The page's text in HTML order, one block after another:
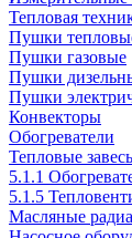
Тепловая
Пушки
Пушки газовые
Пушки
Пушки
Конвекторы
Обогреватели
Тепловые
5.1.1
5.1.5
Масляные